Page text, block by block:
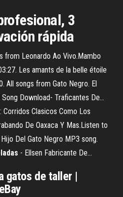
3
rápida
from Leonardo Ao Vivo.Mambo
Les amants de la belle étoile
All songs from Gato Negro. El
Song Download- Traficantes De…
Clasicos Como Los
De Oaxaca Y Mas.Listen to
Del Gato Negro MP3 song.
- Ellsen Fabricante De…
gatos de taller |